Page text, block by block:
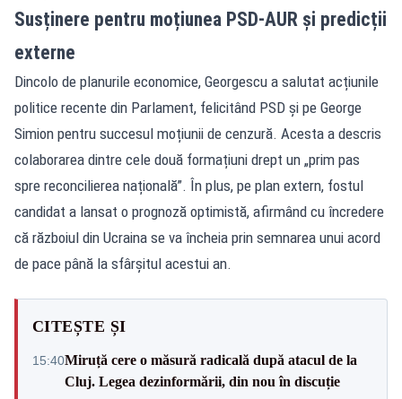
Susținere pentru moțiunea PSD-AUR și predicții
externe
Dincolo de planurile economice, Georgescu a salutat acțiunile
politice recente din Parlament, felicitând PSD și pe George
Simion pentru succesul moțiunii de cenzură. Acesta a descris
colaborarea dintre cele două formațiuni drept un „prim pas
spre reconcilierea națională”. În plus, pe plan extern, fostul
candidat a lansat o prognoză optimistă, afirmând cu încredere
că războiul din Ucraina se va încheia prin semnarea unui acord
de pace până la sfârșitul acestui an.
CITEȘTE ȘI
15:40Miruță cere o măsură radicală după atacul de la
Cluj. Legea dezinformării, din nou în discuție